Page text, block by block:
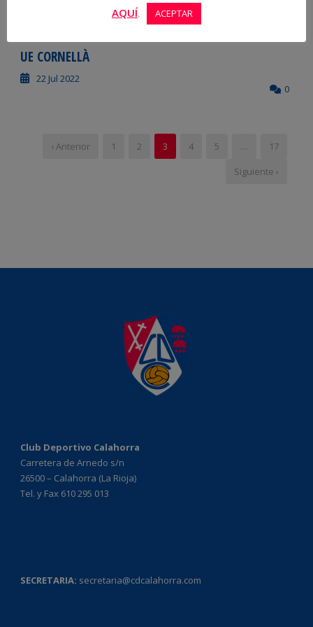
UE CORNELLÀ
22 Jul 2022
0
‹ Anterior 1 2 3 4 5 …
17
Siguiente ›
Club Deportivo Calahorra
Carretera de Arnedo s/n
26500 – Calahorra (La Rioja)
Tel. y Fax 610 295 013
SECRETARIA: secretaria@cdcalahorra.com
AQUÍ. ACEPTAR